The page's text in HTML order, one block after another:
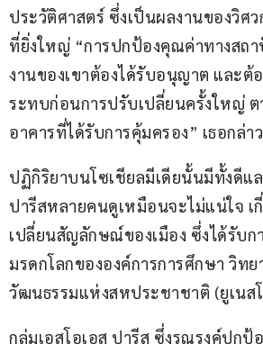
ประวัติศาสตร์ ซึ่งเป็นผลงานของวิศ
ที่ยิ่งใหญ่ “การปกป้องคุณค่าทางสถ
งานของเขาต้องได้รับอนุญาต และต้
ระทบก่อนการปรับเปลี่ยนครั้งใหญ่
อาคารที่ได้รับการคุ้มครอง” เธอกล่า
ปฏิกิริยาบนโซเชียลมีเดียนั้นมีทั้งดีแ
ปารีสหลายคนดูเหมือนจะไม่แน่ใจ เ
เปลี่ยนสัญลักษณ์ของเมือง ซึ่งได้รับก
มรดกโลกขององค์การการศึกษา วิทย
วัฒนธรรมแห่งสหประชาชาติ (ยูเนส
กลุ่มเอสโอเอส ปารีส ซึ่งรณรงค์ปก